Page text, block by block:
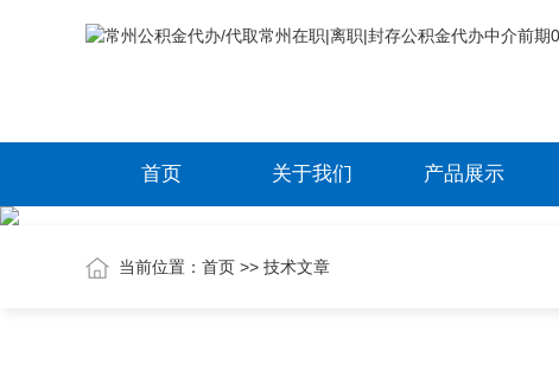
首页 关于我们 产品展示
当前位置： 首页 >> 技术文章